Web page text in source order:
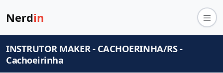
Nerdin
INSTRUTOR MAKER - CACHOERINHA/RS -
Cachoeirinha